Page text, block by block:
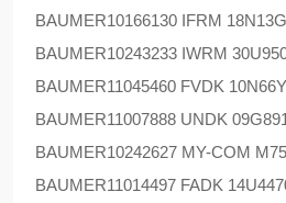
BAUMER10166130 IFRM
BAUMER10243233 IWRM
BAUMER11045460 FVDK
BAUMER11007888 UNDK
BAUMER10242627 MY-COM
BAUMER11014497 FADK